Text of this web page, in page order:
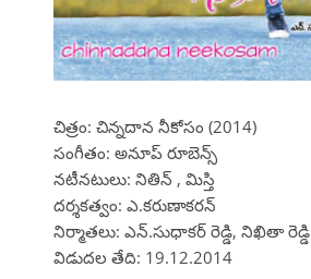
చిత్రం: చిన్నదాన నీకోసం (2014)
సంగీతం: అనూప్ రూబెన్స్
నటీనటులు: నితిన్ , మిస్తి
దర్శకత్వం: ఎ.కరుణాకరన్
నిర్మాతలు: ఎన్.సుధాకర్ రెడ్డి, నిఖితా రెడ్డి
విడుదల తేది: 19.12.2014